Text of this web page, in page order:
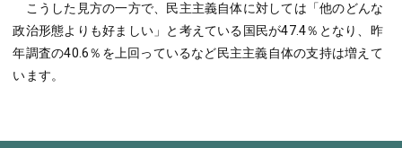
こうした見方の一方で、民主主義自体に対しては「他のどんな
政治形態よりも好ましい」と考えている国民が47.4％となり、昨
年調査の40.6％を上回っているなど民主主義自体の支持は増えて
います。